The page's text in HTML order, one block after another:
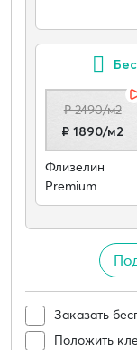
₽ 2490/м2
₽ 1890/м2
Флизелин
Premium
Заказать
Положить